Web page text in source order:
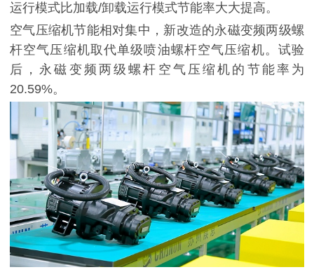
运行模式比加载/卸载运行模式节能率大大提高。
空气压缩机节能相对集中，新改造的永磁变频两级螺
杆空气压缩机取代单级喷油螺杆空气压缩机。试验
后，永磁变频两级螺杆空气压缩机的节能率为
20.59%。